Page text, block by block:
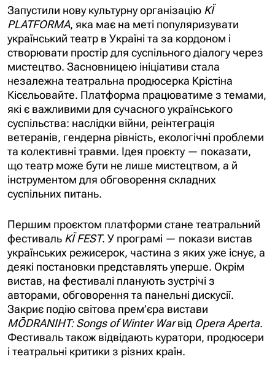
Запустили нову культурну організацію KЇ
PLATFORMA, яка має на меті популяризувати
український театр в Україні та за кордоном і
створювати простір для суспільного діалогу через
мистецтво. Засновницею ініціативи стала
незалежна театральна продюсерка Крістіна
Кісєльовайте. Платформа працюватиме з темами,
які є важливими для сучасного українського
суспільства: наслідки війни, реінтеграція
ветеранів, гендерна рівність, екологічні проблеми
та колективні травми. Ідея проєкту — показати,
що театр може бути не лише мистецтвом, а й
інструментом для обговорення складних
суспільних питань.
Першим проєктом платформи стане театральний
фестиваль KЇ FEST. У програмі — покази вистав
українських режисерок, частина з яких уже існує, а
деякі постановки представлять уперше. Окрім
вистав, на фестивалі планують зустрічі з
авторами, обговорення та панельні дискусії.
Закриє подію світова прем’єра вистави
MŌDRANIHT: Songs of Winter Warвід Opera Aperta.
Фестиваль також відвідають куратори, продюсери
і театральні критики з різних країн.